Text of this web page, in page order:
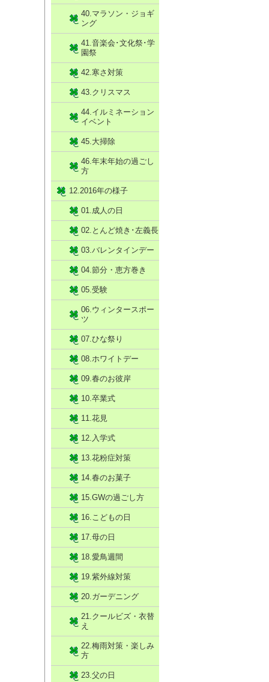
40.マラソン・ジョギ
ング
41.音楽会･文化祭･学
園祭
42.寒さ対策
43.クリスマス
44.イルミネーション
イベント
45.大掃除
46.年末年始の過ごし
方
12.2016年の様子
01.成人の日
02.とんど焼き･左義長
03.バレンタインデー
04.節分・恵方巻き
05.受験
06.ウィンタースポー
ツ
07.ひな祭り
08.ホワイトデー
09.春のお彼岸
10.卒業式
11.花見
12.入学式
13.花粉症対策
14.春のお菓子
15.GWの過ごし方
16.こどもの日
17.母の日
18.愛鳥週間
19.紫外線対策
20.ガーデニング
21.クールビズ・衣替
え
22.梅雨対策・楽しみ
方
23.父の日